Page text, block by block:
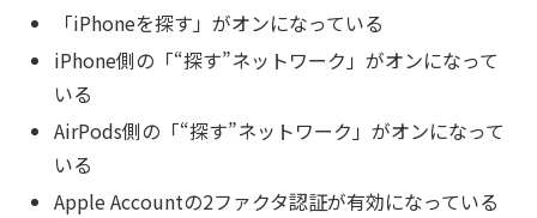
「iPhoneを探す」がオンになっている
iPhone側の「“探す”ネットワーク」がオンになって
いる
AirPods側の「“探す”ネットワーク」がオンになって
いる
Apple Accountの2ファクタ認証が有効になっている